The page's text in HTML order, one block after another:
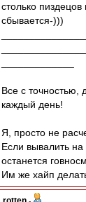
столько
сбывается-)))
Все с точностью,
каждый день!
Я, просто не
Если вывалить на
останется
Им же хайп